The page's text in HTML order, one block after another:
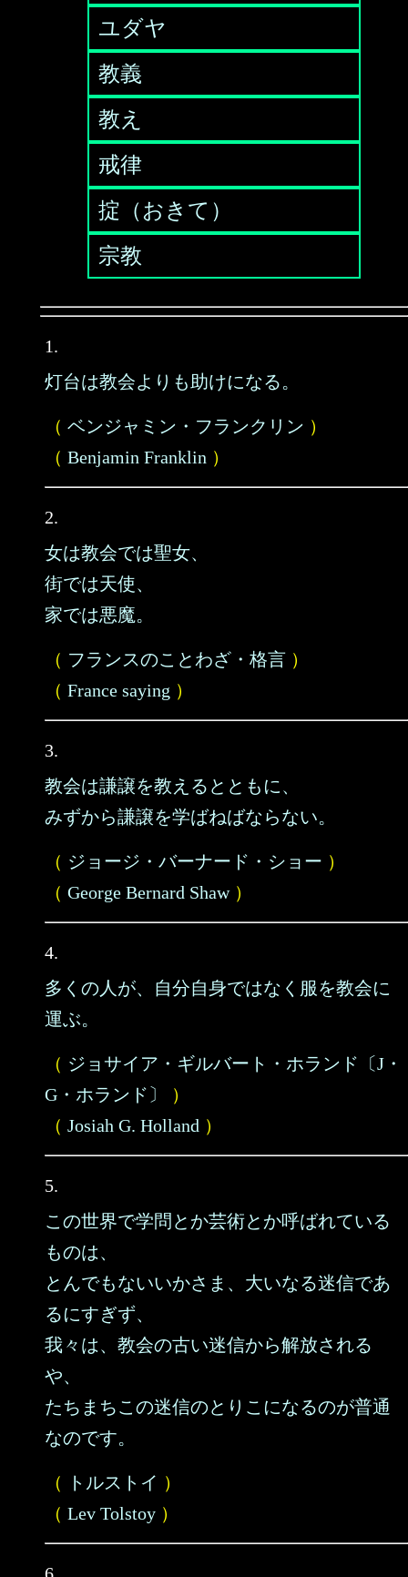
ユダヤ
教義
教え
戒律
掟（おきて）
宗教
1.
灯台は教会よりも助けになる。
（ ベンジャミン・フランクリン ）
（ Benjamin Franklin ）
2.
女は教会では聖女、
街では天使、
家では悪魔。
（ フランスのことわざ・格言 ）
（ France saying ）
3.
教会は謙譲を教えるとともに、
みずから謙譲を学ばねばならない。
（ ジョージ・バーナード・ショー ）
（ George Bernard Shaw）
4.
多くの人が、自分自身ではなく服を教会に
運ぶ。
（ ジョサイア・ギルバート・ホランド〔J・
G・ホランド〕
）
（ Josiah G. Holland ）
5.
この世界で学問とか芸術とか呼ばれている
ものは、
とんでもないいかさま、大いなる迷信であ
るにすぎず、
我々は、教会の古い迷信から解放される
や、
たちまちこの迷信のとりこになるのが普通
なのです。
（ トルストイ ）
（ Lev Tolstoy ）